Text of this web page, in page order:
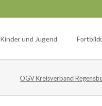
Kinder und Jugend
OGV Kreisverband